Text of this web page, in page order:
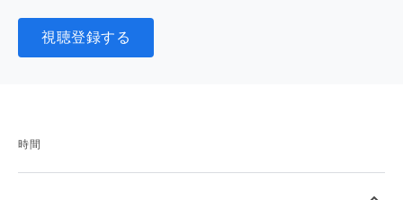
視聴登録する
時間